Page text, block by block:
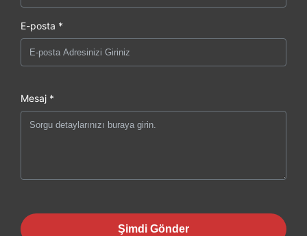
E-posta *
Mesaj *
Şimdi Gönder